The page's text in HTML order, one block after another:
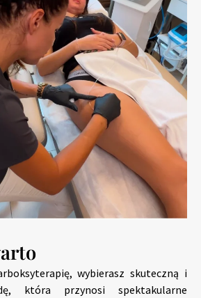
wybierasz skuteczną i
która przynosi spektakularne